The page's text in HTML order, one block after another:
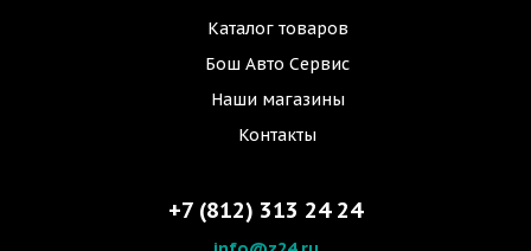
Каталог товаров
Бош Авто Сервис
Наши магазины
Контакты
+7 (812) 313 24 24